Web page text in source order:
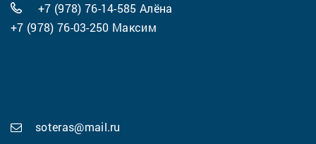
+7 (978) 76-14-585 Алёна
+7 (978) 76-03-250 Максим
soteras@mail.ru